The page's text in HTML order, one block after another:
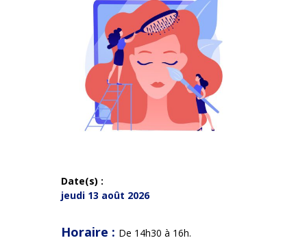
Date(s) :
jeudi 13 août 2026
Horaire : De 14h30 à 16h.